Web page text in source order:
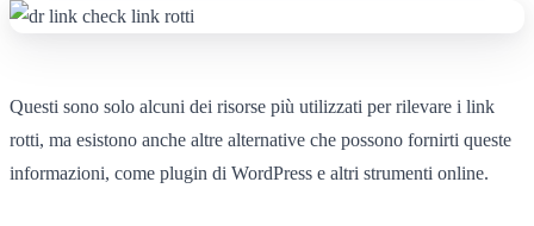
Questi sono solo alcuni dei risorse più utilizzati per rilevare i link
rotti, ma esistono anche altre alternative che possono fornirti queste
informazioni, come plugin di WordPress e altri strumenti online.